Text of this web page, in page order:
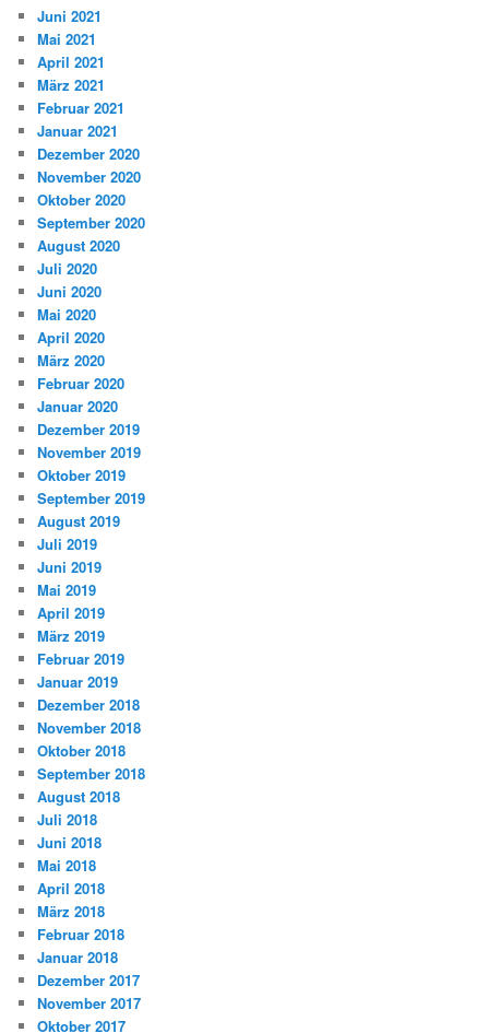
Juni 2021
Mai 2021
April 2021
März 2021
Februar 2021
Januar 2021
Dezember 2020
November 2020
Oktober 2020
September 2020
August 2020
Juli 2020
Juni 2020
Mai 2020
April 2020
März 2020
Februar 2020
Januar 2020
Dezember 2019
November 2019
Oktober 2019
September 2019
August 2019
Juli 2019
Juni 2019
Mai 2019
April 2019
März 2019
Februar 2019
Januar 2019
Dezember 2018
November 2018
Oktober 2018
September 2018
August 2018
Juli 2018
Juni 2018
Mai 2018
April 2018
März 2018
Februar 2018
Januar 2018
Dezember 2017
November 2017
Oktober 2017